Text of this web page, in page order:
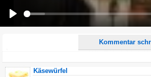
Kommentar
Ich möchte eine E-Mail, wenn zu meinem
Ich möchte eine E-Mail, wenn auf dieser Seite
Käsewürfel